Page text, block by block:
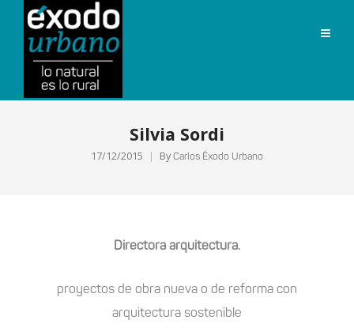
Silvia Sordi
17/12/2015 By Carlos Éxodo Urbano
Directora arquitectura.
proyectos de obra nueva o de reforma con
arquitectura sostenible